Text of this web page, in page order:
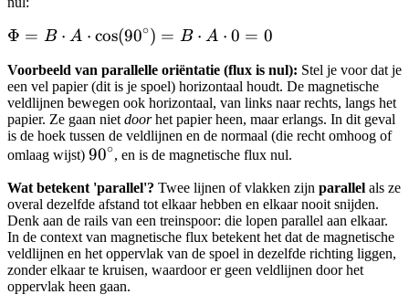
\Phi = B
\cos(90^\circ)
= B \cdot A
\cdot 0 = 0
Φ = B ⋅ A ⋅ cos(90∘) = B ⋅ A ⋅ 0 = 0
Voorbeeld van parallelle oriëntatie (flux is nul): Stel je voor dat je
een vel papier (dit is je spoel) horizontaal houdt. De magnetische
veldlijnen bewegen ook horizontaal, van links naar rechts, langs het
papier. Ze gaan niet doorhet papier heen, maar erlangs. In dit geval
is de hoek tussen de veldlijnen en de normaal (die recht omhoog of
omlaag wijst) 90^\circ
90∘, en is de magnetische flux nul.
Wat betekent 'parallel'? Twee lijnen of vlakken zijn parallel als ze
overal dezelfde afstand tot elkaar hebben en elkaar nooit snijden.
Denk aan de rails van een treinspoor: die lopen parallel aan elkaar.
In de context van magnetische flux betekent het dat de magnetische
veldlijnen en het oppervlak van de spoel in dezelfde richting liggen,
zonder elkaar te kruisen, waardoor er geen veldlijnen door het
oppervlak heen gaan.